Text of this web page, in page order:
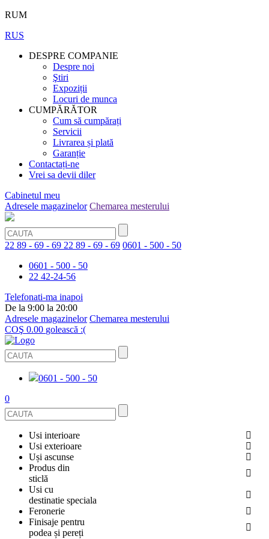
RUM
RUS
DESPRE COMPANIE
Despre noi
Ştiri
Expoziții
Locuri de munca
CUMPĂRĂTOR
Cum să cumpărați
Servicii
Livrarea și plată
Garanție
Contactați-ne
Vrei sa devii diler
Cabinetul meu
Adresele magazinelor Chemarea mesterului
22 89 - 69 - 69 22 89 - 69 - 69 0601 - 500 - 50
0601 - 500 - 50
22 42-24-56
Telefonati-ma inapoi
De la 9:00 la 20:00
Adresele magazinelor Chemarea mesterului
COŞ 0.00 golească :(
0601 - 500 - 50
0
Usi interioare
FURNIRUITE
SMALT
Usi exterioare
USI METALICE
PENTRU APARTAMENT
PENTRU CASA
Uși ascunse
OGLINDIT
GRESIE PORȚELANATĂ
Produs din
sticlă
BALUSTRADE ȘI TREPTE
CABINE DE DUȘ ȘI PEREȚI DESPĂRȚITORI
Usi cu
destinatie speciala
USI ANTIFOC (ANTIINCENDIU)
Feronerie
ACCESORII
Finisaje pentru
podea și pereți